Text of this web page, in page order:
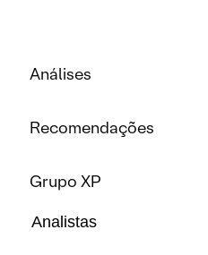
Análises
Recomendações
Grupo XP
Analistas